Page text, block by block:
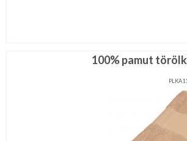
100% pamut